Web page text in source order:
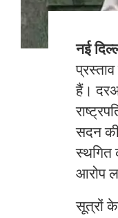
नई
हैं।
सदन की
स्थगित
आरोप
सूत्रों